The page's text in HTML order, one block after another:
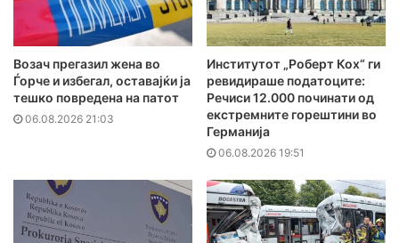
Возач прегазил жена во
Ѓорче и избегал, оставајќи ја
тешко повредена на патот
06.08.2026 21:03
Институтот „Роберт Кох“ ги
ревидираше податоците:
Речиси 12.000 починати од
екстремните горештини во
Германија
06.08.2026 19:51